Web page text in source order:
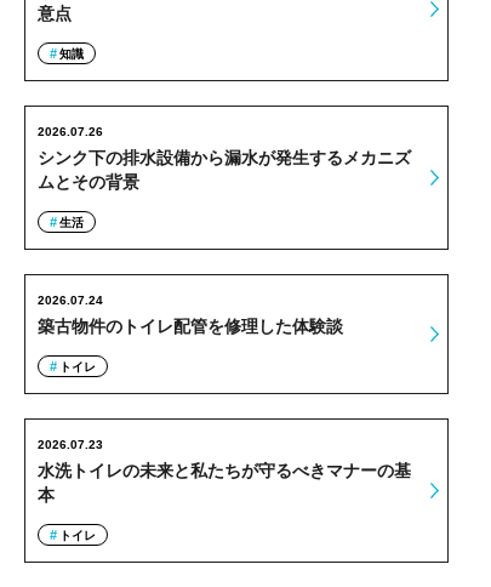
意点
知識
シンク下の排水設備から漏水が発生するメカニズ
ムとその背景
2026.07.26
生活
築古物件のトイレ配管を修理した体験談
2026.07.24
トイレ
水洗トイレの未来と私たちが守るべきマナーの基
本
2026.07.23
トイレ